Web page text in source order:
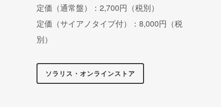
定価（通常盤）：2,700円（税別）
定価（サイアノタイプ付）：8,000円（税
別）
ソラリス・オンラインストア